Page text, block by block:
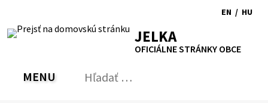
obsah
RSS MapaTlačiť
Zvýšiť
kontrast
písmapísma
EN
to
/ HU
JELKA
OFICIÁLNE STRÁNKY OBCE
PREPNÚŤ
MENU Hľadať: